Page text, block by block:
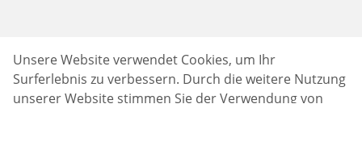
Unsere Website verwendet Cookies, um Ihr
Surferlebnis zu verbessern. Durch die weitere Nutzung
unserer Website stimmen Sie der Verwendung von